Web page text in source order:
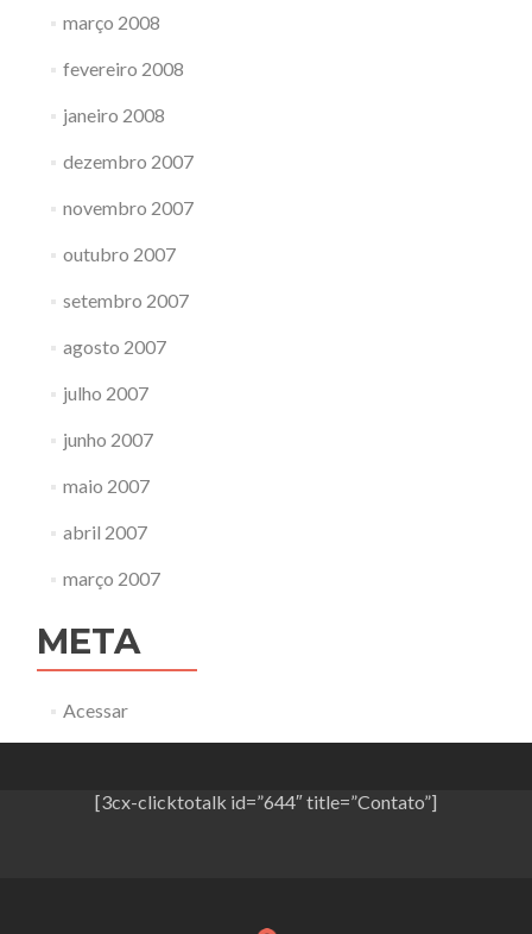
março 2008
fevereiro 2008
janeiro 2008
dezembro 2007
novembro 2007
outubro 2007
setembro 2007
agosto 2007
julho 2007
junho 2007
maio 2007
abril 2007
março 2007
META
Acessar
[3cx-clicktotalk id=”644″ title=”Contato”]